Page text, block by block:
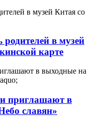
родителей в музей
карте
приглашают в
славян»